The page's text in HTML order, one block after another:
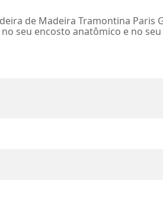
de Madeira Tramontina Paris
seu encosto anatômico e no